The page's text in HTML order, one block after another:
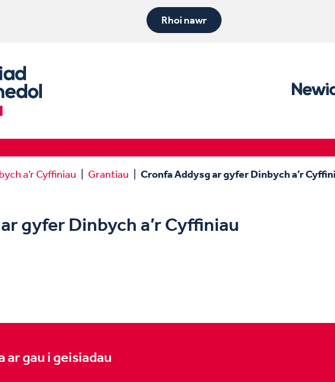
Rhoi nawr
a’r Cyffiniau Grantiau Cronfa Addysg ar gyfer Dinbych a’r
gyfer Dinbych a’r Cyffiniau
ar gau i geisiadau